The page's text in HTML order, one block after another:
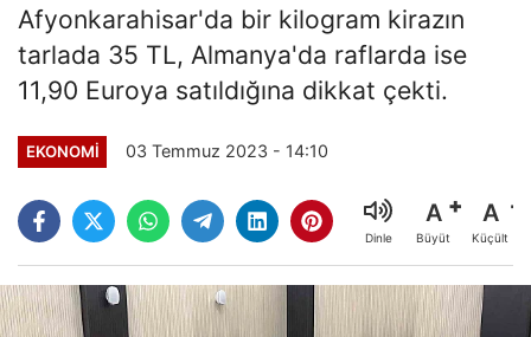
Afyonkarahisar'da bir kilogram kirazın
tarlada 35 TL, Almanya'da raflarda ise
11,90 Euroya satıldığına dikkat çekti.
EKONOMI 03 Temmuz 2023 - 14:10
Dinle
A
Büyüt
A
Küçült